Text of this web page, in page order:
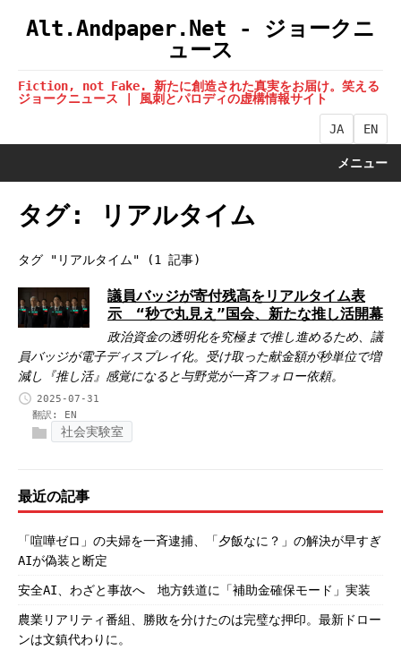
Alt.Andpaper.Net - ジョークニ
ュース
Fiction, not Fake. 新たに創造された真実をお届け。笑える
ジョークニュース | 風刺とパロディの虚構情報サイト
JA EN
メニュー
タグ: リアルタイム
タグ "リアルタイム" (1 記事)
議員バッジが寄付残高をリアルタイム表
示 “秒で丸見え”国会、新たな推し活開幕
政治資金の透明化を究極まで推し進めるため、議
員バッジが電子ディスプレイ化。受け取った献金額が秒単位で増
減し『推し活』感覚になると与野党が一斉フォロー依頼。
2025-07-31
翻訳: EN
社会実験室
最近の記事
「喧嘩ゼロ」の夫婦を一斉逮捕、「夕飯なに？」の解決が早すぎ
AIが偽装と断定
安全AI、わざと事故へ 地方鉄道に「補助金確保モード」実装
農業リアリティ番組、勝敗を分けたのは完璧な押印。最新ドロー
ンは文鎮代わりに。